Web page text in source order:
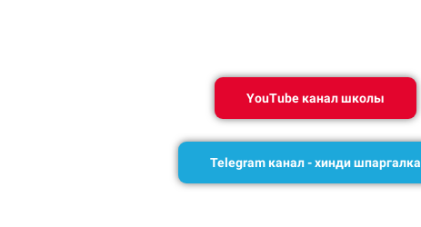
YouTube канал школы
Telegram канал - хинди шпаргалка